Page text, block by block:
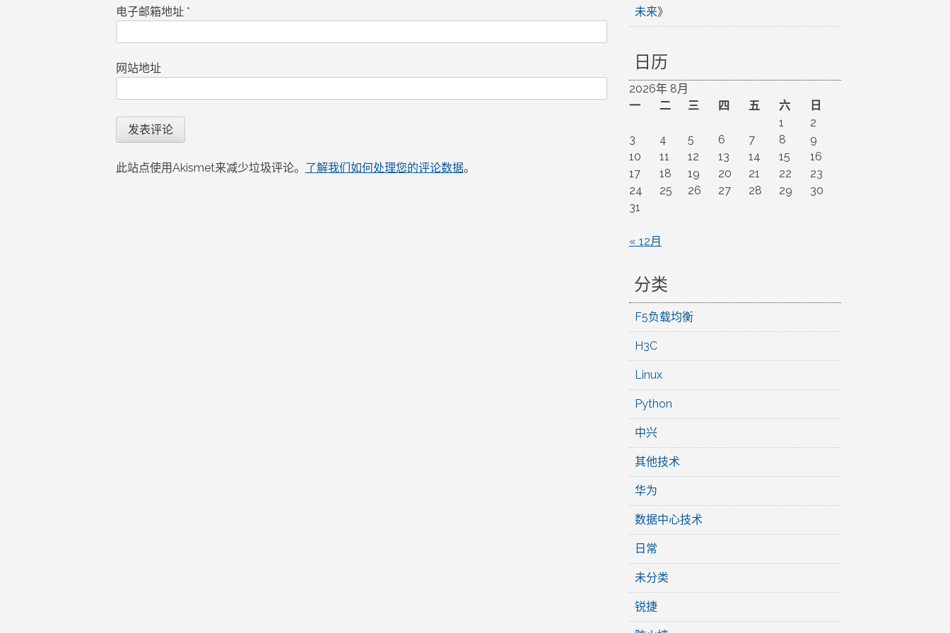
电子邮箱地址 *
网站地址
此站点使用Akismet来减少垃圾评论。 了解我们如何处理您的评论数据。
未来》
日历
2026年 8月
一
二 三 四 五 六
日
1
2
3
4 5 6 7 8
9
10
11 12 13 14 15
16
17
18 19 20 21 22
23
24
25 26 27 28 29
30
31
« 12月
分类
F5负载均衡
H3C
Linux
Python
中兴
其他技术
华为
数据中心技术
日常
未分类
锐捷